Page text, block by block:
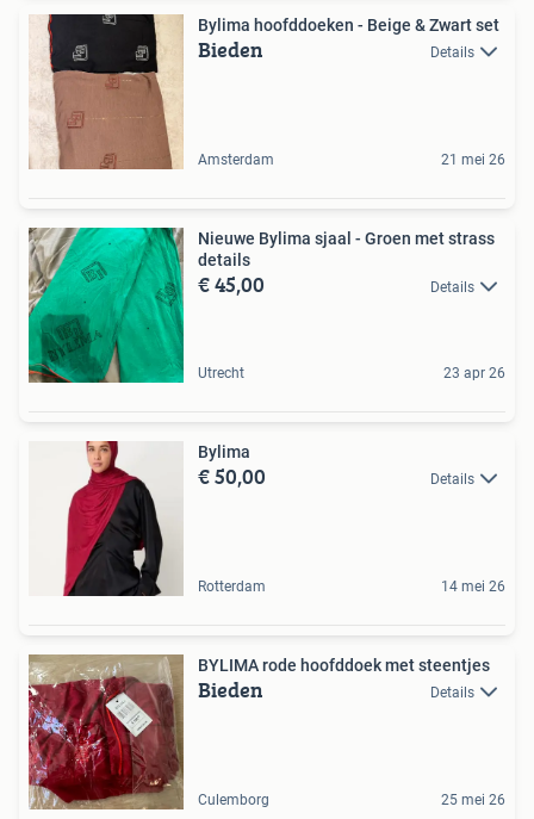
Bylima hoofddoeken - Beige & Zwart set
Bieden Details
Amsterdam 21 mei 26
Nieuwe Bylima sjaal - Groen met strass
details
€ 45,00 Details
Utrecht 23 apr 26
Bylima
€ 50,00 Details
Rotterdam 14 mei 26
BYLIMA rode hoofddoek met steentjes
Bieden Details
Culemborg 25 mei 26